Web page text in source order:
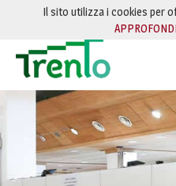
Salta al contenuto
Il sito utilizza i cookies per